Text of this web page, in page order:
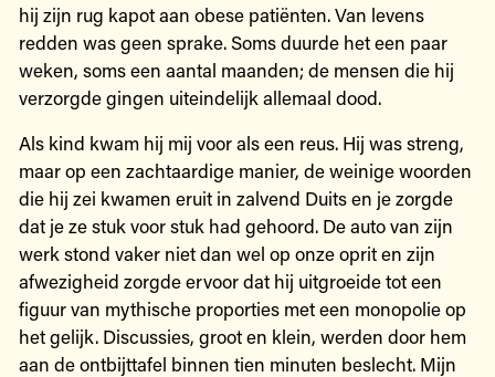
hij zijn rug kapot aan obese patiënten. Van levens
redden was geen sprake. Soms duurde het een paar
weken, soms een aantal maanden; de mensen die hij
verzorgde gingen uiteindelijk allemaal dood.
Als kind kwam hij mij voor als een reus. Hij was streng,
maar op een zachtaardige manier, de weinige woorden
die hij zei kwamen eruit in zalvend Duits en je zorgde
dat je ze stuk voor stuk had gehoord. De auto van zijn
werk stond vaker niet dan wel op onze oprit en zijn
afwezigheid zorgde ervoor dat hij uitgroeide tot een
figuur van mythische proporties met een monopolie op
het gelijk. Discussies, groot en klein, werden door hem
aan de ontbijttafel binnen tien minuten beslecht. Mijn